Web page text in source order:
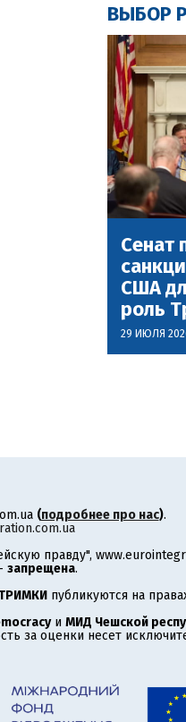
ВЫБОР
Сенат
США
роль
29 ИЮЛЯ
(подробнее про нас).
правду",
запрещена.
публикуются на
и МИД Чешской
за оценки несет